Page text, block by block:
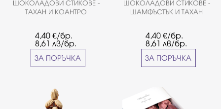
ШОКОЛАДОВИ СТИКОВЕ -
ТАХАН И КОАНТРО
4,40 €/бр.
8,61 лв/бр.
ЗА ПОРЪЧКА
ШОКОЛАДОВИ СТИКОВЕ -
ШАМФЪСТЪК И ТАХАН
4,40 €/бр.
8,61 лв/бр.
ЗА ПОРЪЧКА